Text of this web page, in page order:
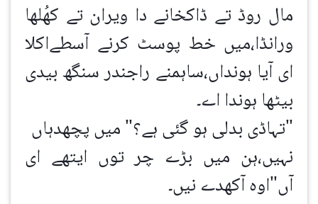
مال روڈ تے ڈاکخانے دا ویران تے کھُلھا
ورانڈا،میں خط پوسٹ کرنے آسطےاکلا
ای آیا ہونداں،ساہمنے راجندر سنگھ بیدی
بیٹھا ہوندا اے۔
"تہاڈی بدلی ہو گئی ہے؟" میں پچھدہاں
نہیں،ہن میں بڑے چر توں ایتھے ای
آں"اوہ آکھدے نیں۔